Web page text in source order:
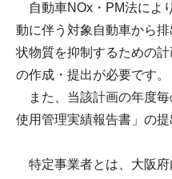
自動車NOx・PM法によ
動に伴う対象自動車から
状物質を抑制するための
の作成・提出が必要です。
また、当該計画の年度毎
使用管理実績報告書」の提
特定事業者とは、大阪府